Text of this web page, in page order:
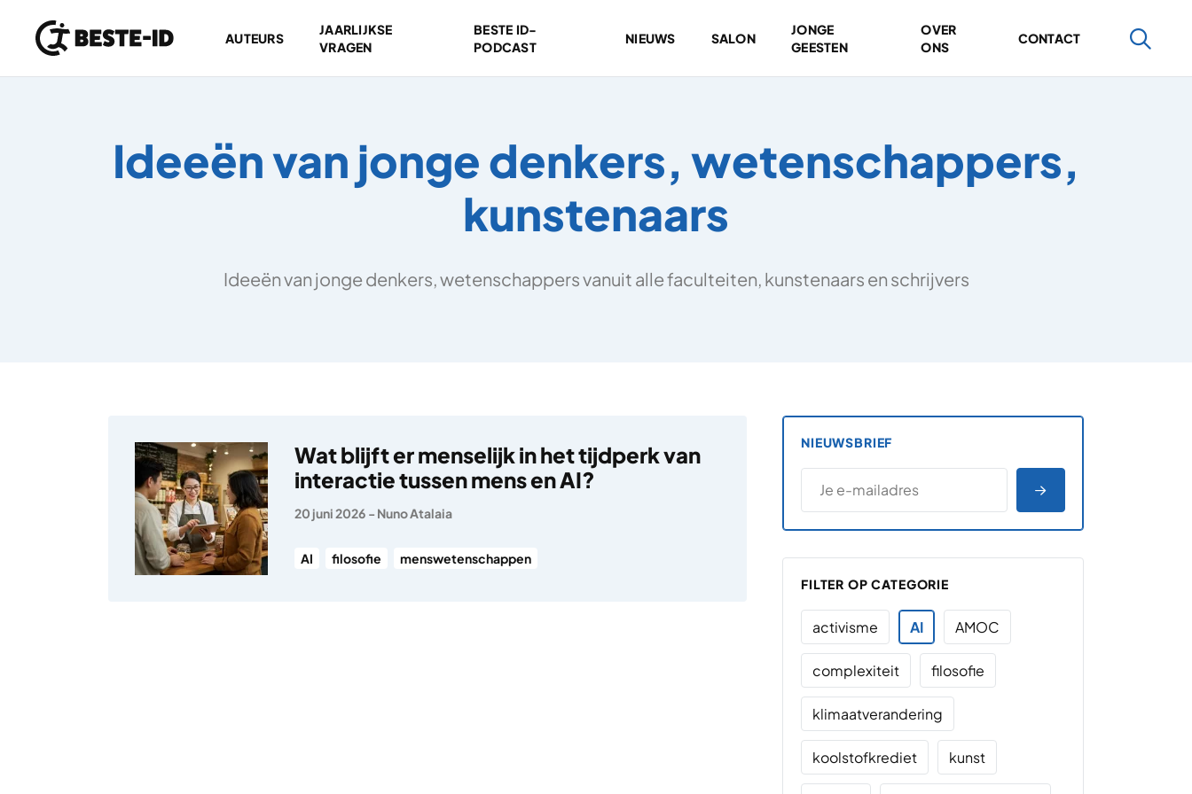
Ga naar inhoud
AUTEURS
JAARLIJKSE
VRAGEN
BESTE ID-
PODCAST
NIEUWS SALON
JONGE
GEESTEN
OVER
ONS
CONTACT
Ideeën van jonge denkers, wetenschappers,
kunstenaars
Ideeën van jonge denkers, wetenschappers vanuit alle faculteiten, kunstenaars en schrijvers
Wat blijft er menselijk in het tijdperk van
interactie tussen mens en AI?
20 juni 2026 -Nuno Atalaia
AI filosofie menswetenschappen
NIEUWSBRIEF
E-MAILADRES
*
AANMELDEN
FILTER OP CATEGORIE
activisme AI AMOC
complexiteit filosofie
klimaatverandering
koolstofkrediet kunst